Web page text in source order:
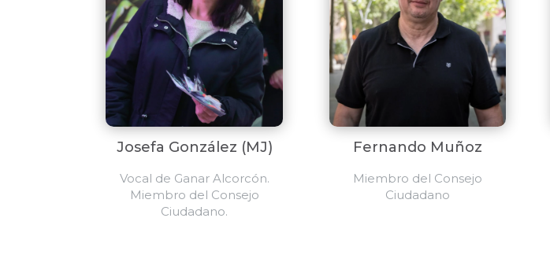
Josefa González (MJ)
Vocal de Ganar Alcorcón.
Miembro del Consejo
Ciudadano.
Fernando Muñoz
Miembro del Consejo
Ciudadano